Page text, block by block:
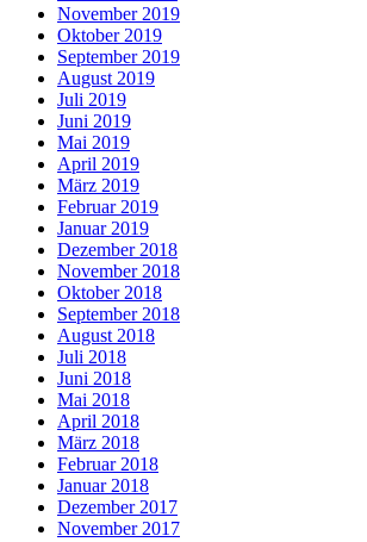
November 2019
Oktober 2019
September 2019
August 2019
Juli 2019
Juni 2019
Mai 2019
April 2019
März 2019
Februar 2019
Januar 2019
Dezember 2018
November 2018
Oktober 2018
September 2018
August 2018
Juli 2018
Juni 2018
Mai 2018
April 2018
März 2018
Februar 2018
Januar 2018
Dezember 2017
November 2017